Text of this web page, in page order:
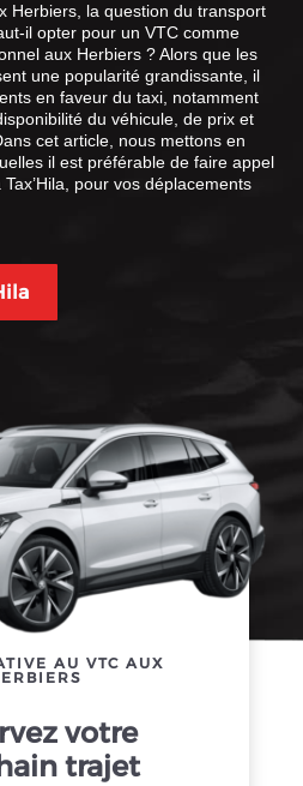
Herbiers, la question du transport
il opter pour un VTC comme
aux Herbiers ? Alors que les
une popularité grandissante, il
en faveur du taxi, notamment
du véhicule, de prix et
cet article, nous mettons en
il est préférable de faire appel
pour vos déplacements
AU VTC AUX
votre
trajet